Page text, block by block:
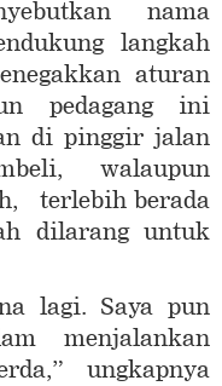
nama
langkah
aturan
pedagang ini
di pinggir jalan
walaupun
terlebih berada
dilarang untuk
lagi. Saya pun
menjalankan
ungkapnya